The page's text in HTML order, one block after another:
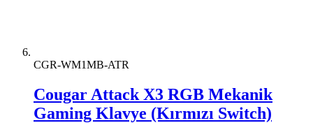
CGR-WM1MB-ATR
Cougar Attack X3 RGB Mekanik
Gaming Klavye (Kırmızı Switch)